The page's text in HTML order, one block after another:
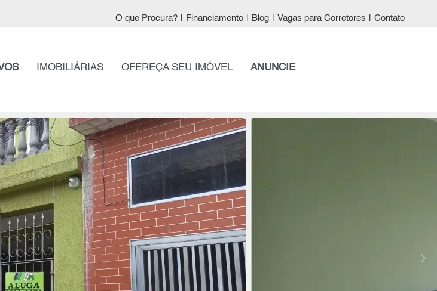
O que Procura? Financiamento Blog Vagas para Corretores Contato
IMOBILIÁRIAS OFEREÇA SEU IMÓVEL ANUNCIE